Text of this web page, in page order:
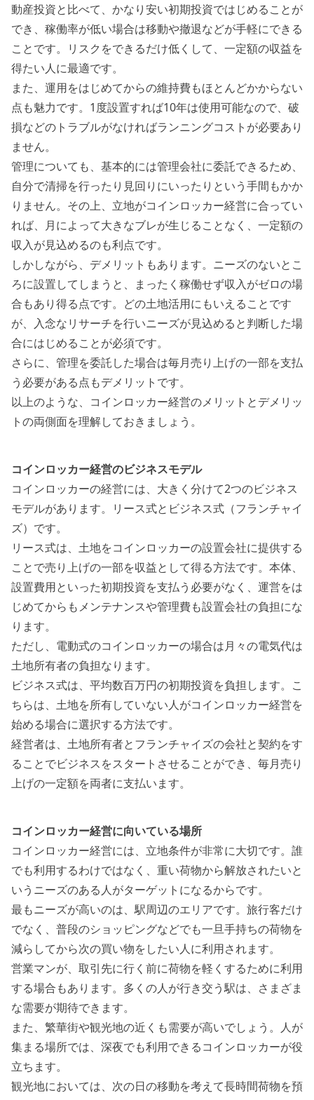
動産投資と比べて、かなり安い初期投資ではじめることが
でき、稼働率が低い場合は移動や撤退などが手軽にできる
ことです。リスクをできるだけ低くして、一定額の収益を
得たい人に最適です。
また、運用をはじめてからの維持費もほとんどかからない
点も魅力です。1度設置すれば10年は使用可能なので、破
損などのトラブルがなければランニングコストが必要あり
ません。
管理についても、基本的には管理会社に委託できるため、
自分で清掃を行ったり見回りにいったりという手間もかか
りません。その上、立地がコインロッカー経営に合ってい
れば、月によって大きなブレが生じることなく、一定額の
収入が見込めるのも利点です。
しかしながら、デメリットもあります。ニーズのないとこ
ろに設置してしまうと、まったく稼働せず収入がゼロの場
合もあり得る点です。どの土地活用にもいえることです
が、入念なリサーチを行いニーズが見込めると判断した場
合にはじめることが必須です。
さらに、管理を委託した場合は毎月売り上げの一部を支払
う必要がある点もデメリットです。
以上のような、コインロッカー経営のメリットとデメリッ
トの両側面を理解しておきましょう。
コインロッカー経営のビジネスモデル
コインロッカーの経営には、 大きく分けて2つのビジネス
モデルがあります。
リース式とビジネス式（フランチャイ
ズ） です。
リース式は、土地をコインロッカーの設置会社に提供する
ことで売り上げの一部を収益として得る方法です。本体、
設置費用といった初期投資を支払う必要がなく、運営をは
じめてからもメンテナンスや管理費も設置会社の負担にな
ります。
ただし、電動式のコインロッカーの場合は月々の電気代は
土地所有者の負担なります。
ビジネス式は、平均数百万円の初期投資を負担します。こ
ちらは、土地を所有していない人がコインロッカー経営を
始める場合に選択する方法です。
経営者は、土地所有者とフランチャイズの会社と契約をす
ることでビジネスをスタートさせることができ、毎月売り
上げの一定額を両者に支払います。
コインロッカー経営に向いている場所
コインロッカー経営には、 立地条件が非常に大切です。誰
でも利用するわけではなく、重い荷物から解放されたいと
いうニーズのある人がターゲットになるからです。
最もニーズが高いのは、駅周辺のエリアです。旅行客だけ
でなく、普段のショッピングなどでも一旦手持ちの荷物を
減らしてから次の買い物をしたい人に利用されます。
営業マンが、取引先に行く前に荷物を軽くするために利用
する場合もあります。多くの人が行き交う駅は、さまざま
な需要が期待できます。
また、繁華街や観光地の近くも需要が高いでしょう。人が
集まる場所では、深夜でも利用できるコインロッカーが役
立ちます。
観光地においては、次の日の移動を考えて長時間荷物を預